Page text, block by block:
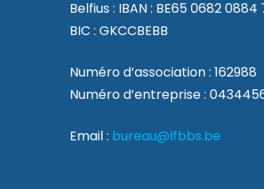
Belfius : IBAN : BE65 0682 0884
BIC : GKCCBEBB
Numéro d’association : 162988
Numéro d’entreprise :
Email : bureau@lfbbs.be